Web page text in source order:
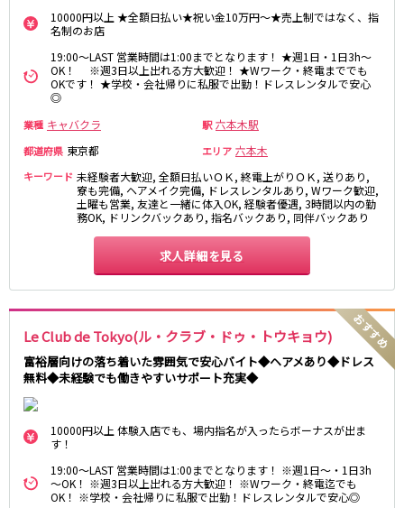
10000円以上 ★全額日払い★祝い金10万円～★売上制ではなく、指
名制のお店
19:00～LAST 営業時間は1:00までとなります！ ★週1日・1日3h～
OK！ ※週3日以上出れる方大歓迎！ ★Wワーク・終電まででも
OKです！ ★学校・会社帰りに私服で出勤！ドレスレンタルで安心
◎
業種 キャバクラ 駅 六本木駅
都道府県 東京都 エリア 六本木
キーワード 未経験者大歓迎, 全額日払いＯＫ, 終電上がりＯＫ, 送りあり,
寮も完備, ヘアメイク完備, ドレスレンタルあり, Wワーク歓迎,
土曜も営業, 友達と一緒に体入OK, 経験者優遇, 3時間以内の勤
務OK, ドリンクバックあり, 指名バックあり, 同伴バックあり
求人詳細を見る
Le Club de Tokyo(ル・クラブ・ドゥ・トウキョウ)
富裕層向けの落ち着いた雰囲気で安心バイト◆ヘアメあり◆ドレス
無料◆未経験でも働きやすいサポート充実◆
10000円以上 体験入店でも、場内指名が入ったらボーナスが出ま
す！
19:00～LAST 営業時間は1:00までとなります！ ※週1日～・1日3h
～OK！ ※週3日以上出れる方大歓迎！ ※Wワーク・終電迄でも
OK！ ※学校・会社帰りに私服で出勤！ドレスレンタルで安心◎
目黒・中目黒
拝島・小作
綾瀬・竹ノ塚・西新井
高円寺
国分寺
亀有・金町
新宿
明大前・烏山
菊川・瑞江
高田馬場・大久保
守谷
大泉学園・石神井公園
西麻布
神奈川県
川崎
藤沢・鎌倉
相模原
厚木
横浜
平塚
福富町・伊勢佐木町
横須賀
上大岡・戸塚
新横浜
武蔵小杉
川崎中部
横浜東部
川崎北部
桜木町
横浜西部
小田原・湯河原
綾瀬・海老名・座間
船橋駅
秋葉原駅
中野駅
西船橋駅
津田沼駅
亀戸駅
小岩駅
高円寺駅
市川駅
阿佐ヶ谷駅
三鷹駅
新小岩駅
稲毛駅
両国駅
西荻窪駅
浅草橋駅
水道橋駅
東中野駅
飯田橋駅
幕張本郷駅
四ツ谷駅
新宿駅
立川駅
吉祥寺駅
神田駅
高円寺駅
荻窪駅
阿佐ヶ谷駅
国分寺駅
西荻窪駅
武蔵境駅
水道橋駅